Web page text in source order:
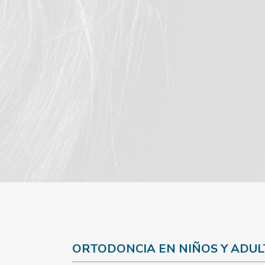
ORTODONCIA EN NIÑOS Y